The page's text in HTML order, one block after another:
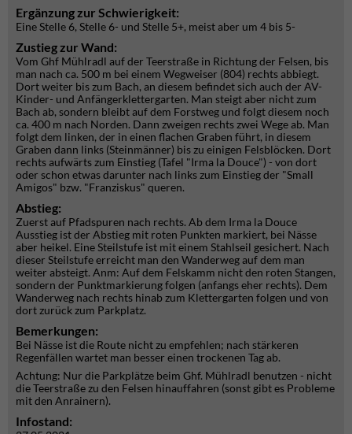
Ergänzung zur Schwierigkeit:
Eine Stelle 6, Stelle 6- und Stelle 5+, meist aber um 4 bis 5-
Zustieg zur Wand:
Vom Ghf Mühlradl auf der Teerstraße in Richtung der Felsen, bis
man nach ca. 500 m bei einem Wegweiser (804) rechts abbiegt.
Dort weiter bis zum Bach, an diesem befindet sich auch der AV-
Kinder- und Anfängerklettergarten. Man steigt aber nicht zum
Bach ab, sondern bleibt auf dem Forstweg und folgt diesem noch
ca. 400 m nach Norden. Dann zweigen rechts zwei Wege ab. Man
folgt dem linken, der in einen flachen Graben führt, in diesem
Graben dann links (Steinmänner) bis zu einigen Felsblöcken. Dort
rechts aufwärts zum Einstieg (Tafel "Irma la Douce") - von dort
oder schon etwas darunter nach links zum Einstieg der "Small
Amigos" bzw. "Franziskus" queren.
Abstieg:
Zuerst auf Pfadspuren nach rechts. Ab dem Irma la Douce
Ausstieg ist der Abstieg mit roten Punkten markiert, bei Nässe
aber heikel. Eine Steilstufe ist mit einem Stahlseil gesichert. Nach
dieser Steilstufe erreicht man den Wanderweg auf dem man
weiter absteigt. Anm: Auf dem Felskamm nicht den roten Stangen,
sondern der Punktmarkierung folgen (anfangs eher rechts). Dem
Wanderweg nach rechts hinab zum Klettergarten folgen und von
dort zurück zum Parkplatz.
Bemerkungen:
Bei Nässe ist die Route nicht zu empfehlen; nach stärkeren
Regenfällen wartet man besser einen trockenen Tag ab.
Achtung: Nur die Parkplätze beim Ghf. Mühlradl benutzen - nicht
die Teerstraße zu den Felsen hinauffahren (sonst gibt es Probleme
mit den Anrainern).
Infostand: